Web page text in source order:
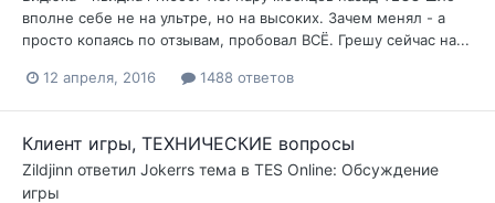
вполне себе не на ультре, но на высоких. Зачем менял - а
просто копаясь по отзывам, пробовал ВСЁ. Грешу сейчас на...
12 апреля, 2016 1488 ответов
Клиент игры, ТЕХНИЧЕСКИЕ вопросы
Zildjinn ответил Jokerrs тема в TES Online: Обсуждение
игры